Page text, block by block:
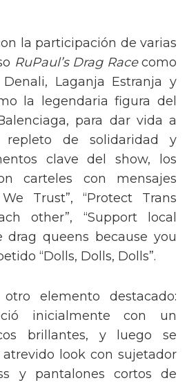
la participación de varias
RuPaul’s Drag Racecomo
Laganja Estranja y
la legendaria figura del
para dar vida a
repleto de solidaridad y
clave del show, los
carteles con mensajes
Trust”, “Protect Trans
other”, “Support local
drag queens because you
“Dolls, Dolls, Dolls”.
elemento destacado:
inicialmente con un
brillantes, y luego se
look con sujetador
y pantalones cortos de